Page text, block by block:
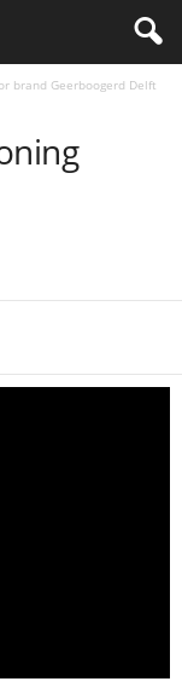
brand Geerboogerd Delft